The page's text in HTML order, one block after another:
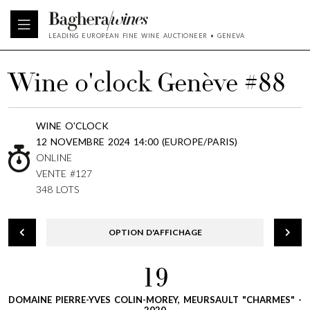
LEADING EUROPEAN FINE WINE AUCTIONEER • GENEVA
Wine o'clock Genève #88
WINE O'CLOCK
12 NOVEMBRE 2024 14:00 (EUROPE/PARIS)
ONLINE
VENTE #127
348 LOTS
OPTION D'AFFICHAGE
19
DOMAINE PIERRE-YVES COLIN-MOREY, MEURSAULT "CHARMES" -